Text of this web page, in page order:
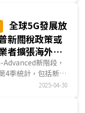
全球5G發展放
新關稅政策或
者擴張海外市
新階段，
4季統計，包括新增
5G基...
2025-04-30